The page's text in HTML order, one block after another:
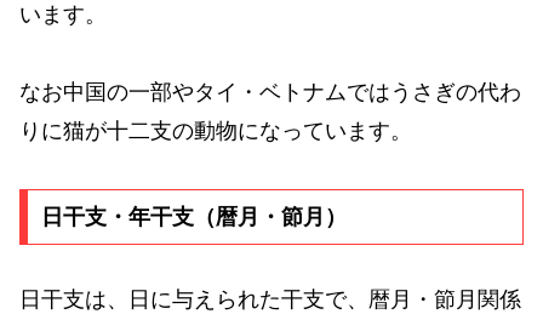
います。
なお中国の一部やタイ・ベトナムではうさぎの代わ
りに猫が十二支の動物になっています。
日干支・年干支（暦月・節月）
日干支は、日に与えられた干支で、暦月・節月関係